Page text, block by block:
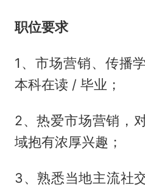
职位要求
1、市场营销、传播
本科在读 / 毕业；
2、热爱市场营销，
域抱有浓厚兴趣；
3、熟悉当地主流社